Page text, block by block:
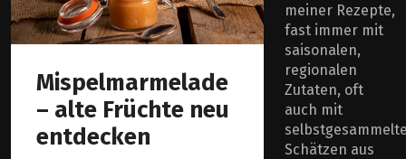
Mispelmarmelade
– alte Früchte neu
entdecken
meiner Rezepte,
fast immer mit
saisonalen,
regionalen
Zutaten, oft
auch mit
Schätzen aus